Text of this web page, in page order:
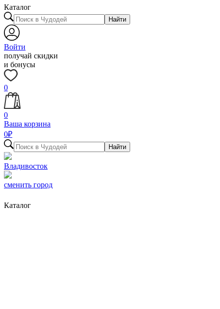
Каталог
Найти
Войти
получай скидки
и бонусы
0
0
Ваша корзина
0₽
Найти
Владивосток
сменить город
Каталог